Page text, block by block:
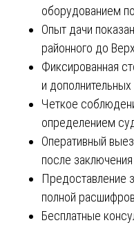
оборудованием
Опыт дачи
районного до
Фиксированная
и дополнительных
Четкое
определением
Оперативный
после
Предоставление
полной
Бесплатные